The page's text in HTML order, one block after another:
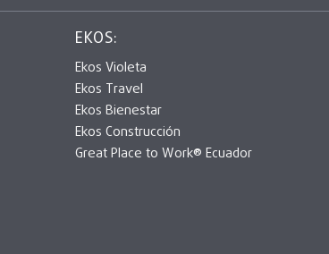
EKOS:
Ekos Violeta
Ekos Travel
Ekos Bienestar
Ekos Construcción
Great Place to Work® Ecuador